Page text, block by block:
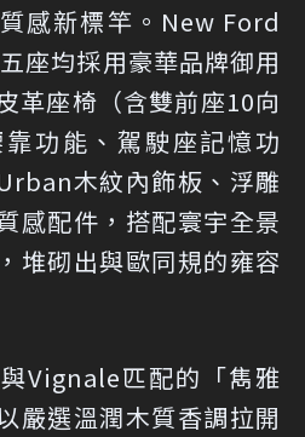
感新標竿。New Ford
座均採用豪華品牌御用
革座椅（含雙前座10向
功能、駕駛座記憶功
木紋內飾板、浮雕
感配件，搭配寰宇全景
堆砌出與歐同規的雍容
Vignale匹配的「雋雅
嚴選溫潤木質香調拉開